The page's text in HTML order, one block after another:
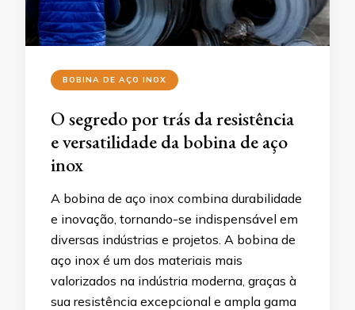
BOBINA DE AÇO INOX
O segredo por trás da resistência
e versatilidade da bobina de aço
inox
A bobina de aço inox combina durabilidade
e inovação, tornando-se indispensável em
diversas indústrias e projetos. A bobina de
aço inox é um dos materiais mais
valorizados na indústria moderna, graças à
sua resistência excepcional e ampla gama